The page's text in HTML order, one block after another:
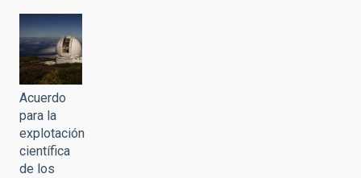
Acuerdo
para la
explotación
científica
de los